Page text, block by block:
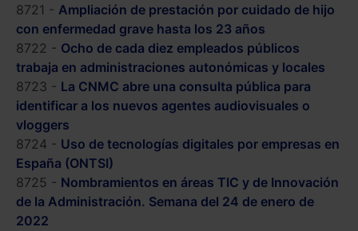
8721 - Ampliación de prestación por cuidado de hijo
con enfermedad grave hasta los 23 años
8722 - Ocho de cada diez empleados públicos
trabaja en administraciones autonómicas y locales
8723 - La CNMC abre una consulta pública para
identificar a los nuevos agentes audiovisuales o
vloggers
8724 - Uso de tecnologías digitales por empresas en
España (ONTSI)
8725 - Nombramientos en áreas TIC y de Innovación
de la Administración. Semana del 24 de enero de
2022